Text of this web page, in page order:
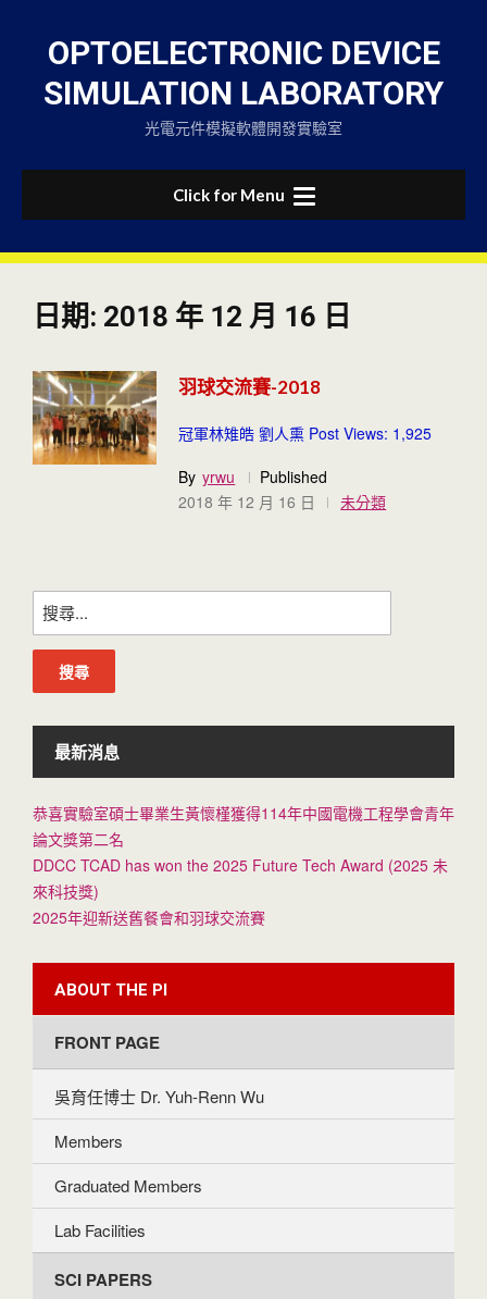
content
OPTOELECTRONIC DEVICE
SIMULATION LABORATORY
光電元件模擬軟體開發實驗室
Click for Menu
日期: 2018 年 12 月 16 日
羽球交流賽-2018
冠軍林雉皓 劉人熏 Post Views: 1,925
By yrwu
Published
2018 年 12 月 16 日
未分類
搜
尋
關
最新消息
恭喜實驗室碩士畢業生黃懷槿獲得114年中國電機工程學會青年
論文獎第二名
DDCC TCAD has won the 2025 Future Tech Award (2025 未
來科技獎)
2025年迎新送舊餐會和羽球交流賽
ABOUT THE PI
FRONT PAGE
吳育任博士 Dr. Yuh-Renn Wu
Members
Graduated Members
Lab Facilities
SCI PAPERS